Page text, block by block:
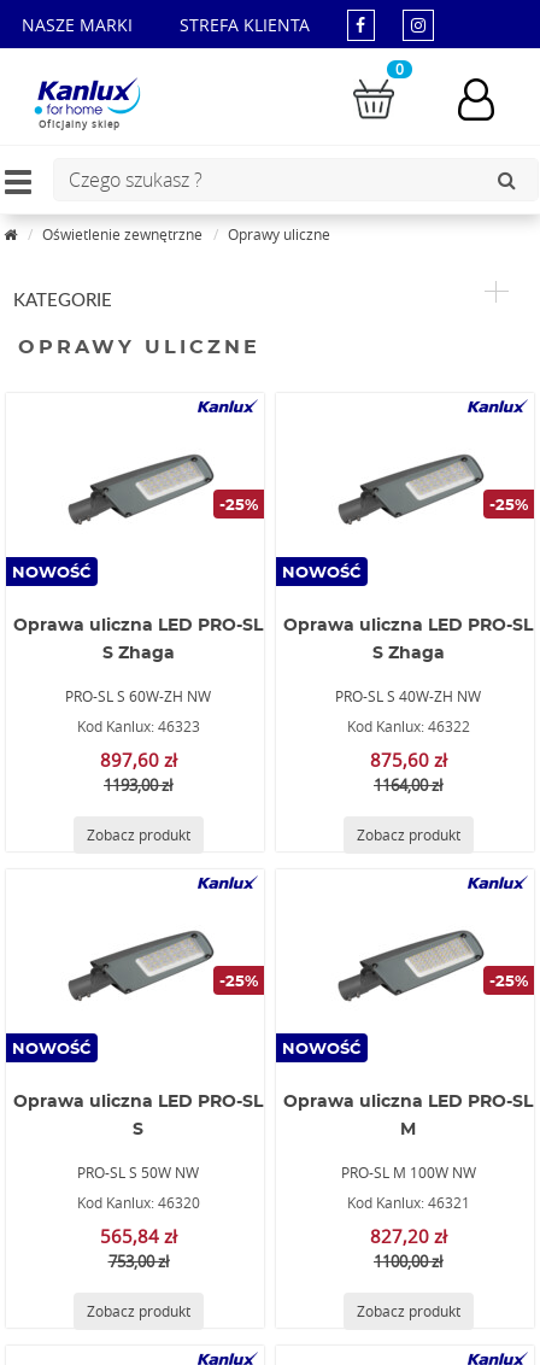
NASZE MARKI STREFA KLIENTA
Oficjalny sklep
0
Toggle
Oświetlenie zewnętrzne Oprawy uliczne
KATEGORIE
OPRAWY ULICZNE
NOWOŚĆ
-25%
Oprawa uliczna LED PRO-SL
S Zhaga
PRO-SL S 60W-ZH NW
Kod Kanlux: 46323
897,60 zł
1193,00 zł
Zobacz produkt
NOWOŚĆ
-25%
Oprawa uliczna LED PRO-SL
S Zhaga
PRO-SL S 40W-ZH NW
Kod Kanlux: 46322
875,60 zł
1164,00 zł
Zobacz produkt
NOWOŚĆ
-25%
Oprawa uliczna LED PRO-SL
S
PRO-SL S 50W NW
Kod Kanlux: 46320
565,84 zł
753,00 zł
Zobacz produkt
NOWOŚĆ
-25%
Oprawa uliczna LED PRO-SL
M
PRO-SL M 100W NW
Kod Kanlux: 46321
827,20 zł
1100,00 zł
Zobacz produkt